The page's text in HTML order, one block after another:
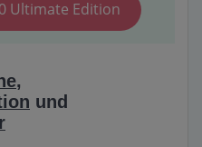
Ultimate Edition
,
und